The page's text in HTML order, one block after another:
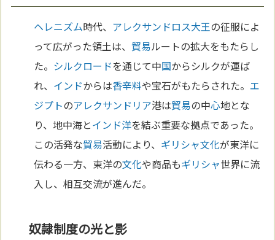
ヘレニズム時代、 アレクサンドロス大王の征服によ
って広がった領土は、貿易ルートの拡大をもたらし
た。 シルクロードを通じて中国からシルクが運ば
れ、 インドからは香辛料や宝石がもたらされた。 エ
ジプトのアレクサンドリア港は貿易の中心地とな
り、地中海とインド洋を結ぶ重要な拠点であった。
この活発な貿易活動により、 ギリシャ文化が東洋に
伝わる一方、東洋の文化や商品もギリシャ世界に流
入し、相互交流が進んだ。
奴隷制度の光と影